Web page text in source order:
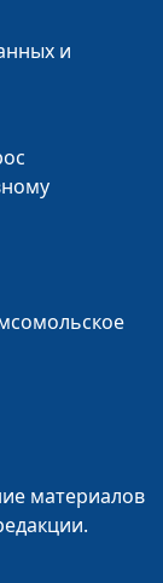
и
материалов